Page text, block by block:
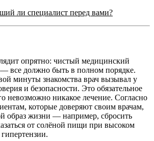
ли специалист перед вами?
опрятно: чистый медицинский
все должно быть в полном порядке.
минуты знакомства врач вызывал у
и безопасности. Это обязательное
невозможно никакое лечение. Согласно
которые доверяют своим врачам,
образ жизни — например, сбросить
от солёной пищи при высоком